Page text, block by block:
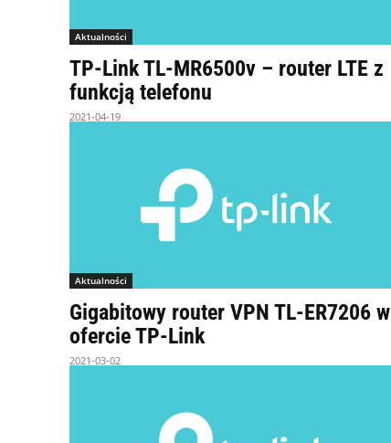
Aktualności
TP-Link TL-MR6500v – router LTE z
funkcją telefonu
2021-04-19
Aktualności
Gigabitowy router VPN TL-ER7206 w
ofercie TP-Link
2021-03-02